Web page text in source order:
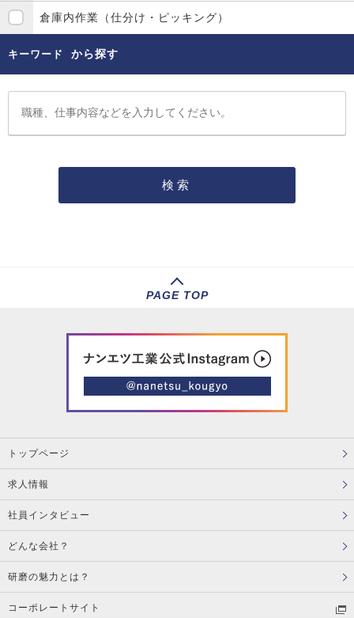
倉庫内作業（仕分け・ピッキング）
キーワード から探す
PAGE TOP
トップページ
求人情報
社員インタビュー
どんな会社？
研磨の魅力とは？
コーポレートサイト